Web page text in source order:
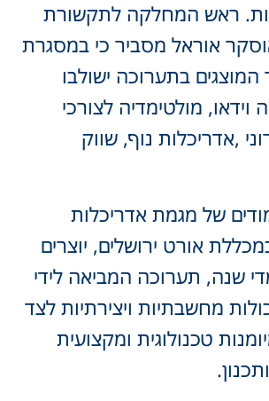
ראש המחלקה לתקשורת
אוראל מסביר כי במסגרת
המוצגים בתערוכה ישולבו
וידאו, מולטימדיה לצורכי
,אדריכלות נוף, שווק
של מגמת אדריכלות
אורט ירושלים, יוצרים
שנה, תערוכה המביאה לידי
מחשבתיות ויצירתיות לצד
טכנולוגית ומקצועית